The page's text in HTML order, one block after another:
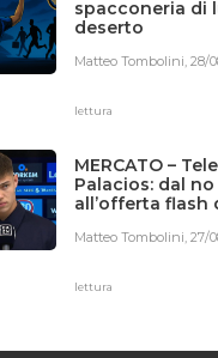
spacconeria di
deserto
Matteo Tombolini,28/
lettura
MERCATO –
Palacios: dal
all’offerta flash
Matteo Tombolini,27/
lettura